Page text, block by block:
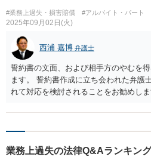
#業務上過失・損害賠償 #アルバイト・パート
2025年09月02日(火)
西浦 嘉博 弁護士
誓約書の文面、および相手方のやむを
ます。 誓約書作成に立ち会われた弁護
れて対応を検討されることをお勧めしま
業務上過失の法律Q&Aランキング